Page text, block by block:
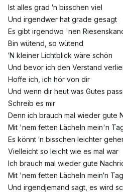
Ist alles grad ′n bisschen viel
Und irgendwer hat grade gesagt
Es gibt irgendwo 'nen
Bin wütend, so wütend
′N kleiner Lichtblick wäre schön
Und bevor ich den Verstand
Hoffe ich, ich hör von dir
Und wenn dir heut was Gutes
Schreib es mir
Denn ich brauch mal wieder gute
Mit 'nem fetten Lächeln mein'n
Es könnt ′n bisschen leichter
Vielleicht so leicht wie es mal war
Ich brauch mal wieder gute
Mit 'nem fetten Lächeln mein′n
Und irgendjemand sagt, es wird